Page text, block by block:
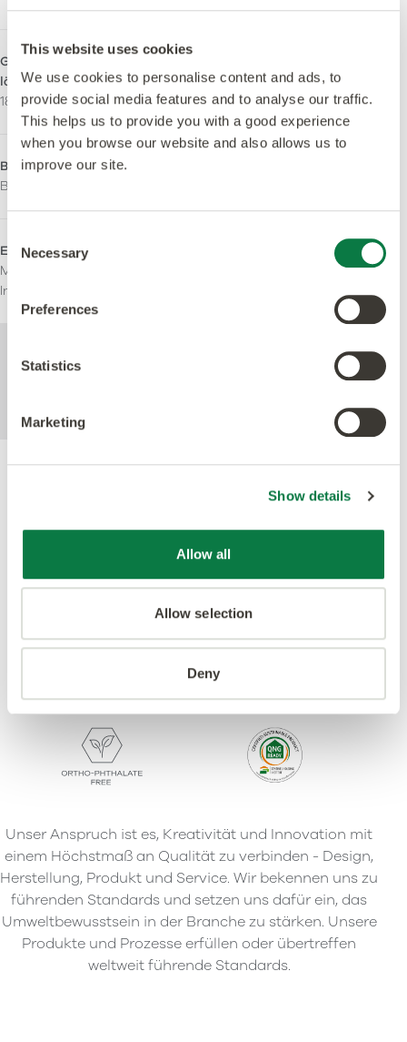
This website uses cookies
We use cookies to personalise content and ads, to
provide social media features and to analyse our traffic.
This helps us to provide you with a good experience
when you browse our website and also allows us to
improve our site.
Selection
Necessary
Preferences
Statistics
Marketing
Show details
Allow all
Allow selection
Deny
Größen - Maserungsverlauf
längs
184,2 x 1219,2mm
R10
Brandverhalten
Bfl-S1
Emissionsverhalten
M1 Zertifiziert
Indoor Air Comfort Gold
diesem Produkt finden Sie im Dokument
unten zum Download steht zur Verfügung.
Unser Anspruch ist es, Kreativität und Innovation mit
einem Höchstmaß an Qualität zu verbinden - Design,
Herstellung, Produkt und Service. Wir bekennen uns zu
führenden Standards und setzen uns dafür ein, das
Umweltbewusstsein in der Branche zu stärken. Unsere
Produkte und Prozesse erfüllen oder übertreffen
weltweit führende Standards.